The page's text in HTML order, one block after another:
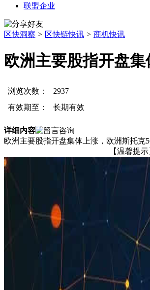
联盟企业
区快洞察 > 区快链快讯 > 商机快讯
欧洲主要股指开盘
浏览次数： 2937
有效期至：
长期有效
详细内容
欧洲主要股指开盘集体上涨，欧洲斯托克
【温馨提